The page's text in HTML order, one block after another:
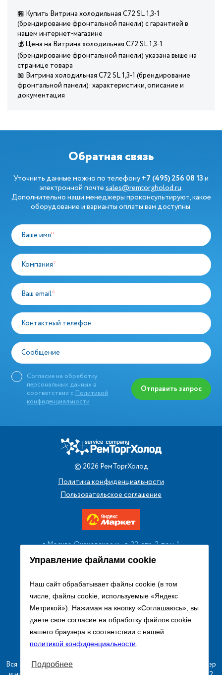
Управление файлами cookie
Наш сайт обрабатывает файлы cookie (в том
числе, файлы cookie, используемые «Яндекс
Метрикой»). Нажимая на кнопку «Соглашаюсь», вы
даете свое согласие на обработку файлов cookie
вашего браузера в соответствии с нашей
политикой конфиденциальности.
Подробнее
🏪 Купить Витрина холодильная C72 SL 1,3-1
(брендирование фронтальной панели) с гарантией в
нашем интернет-магазине
💰 Цена на Витрина холодильная C72 SL 1,3-1
(брендирование фронтальной панели) указана выше на
странице товара
📖 Витрина холодильная C72 SL 1,3-1 (брендирование
фронтальной панели): характеристики, описание и
документация
Обратная связь
Уточнить данные можно по телефону+7 (495) 256 08 13и
электронной почтеsales@remtorgholod.ru.
Дополнительно наши менеджеры проконсультируют, какое
оборудование и варианты оплаты вам доступны.
Ваше имя*
Компания*
Ваш email*
Контактный телефон
Сообщение
Согласие на обработку
персональных данных в
соответствии с Политикой
конфиденциальности
Отправить запрос
© 2026 РемТоргХолод
Политика конфиденциальности
Пользовательское соглашение
г. Москва, Очаковское ш., д. 32, стр. 2, пом. 1
+7 (495) 256 08 13
Заказать звонок
sales@remtorgholod.ru
Разработка и продвижение сайта
Вся информация на сайте о товарах носит справочный характер